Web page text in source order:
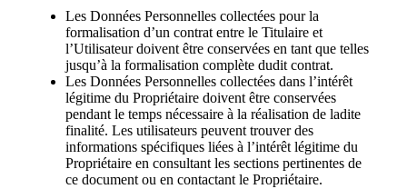
Les Données Personnelles collectées pour la
formalisation d’un contrat entre le Titulaire et
l’Utilisateur doivent être conservées en tant que telles
jusqu’à la formalisation complète dudit contrat.
Les Données Personnelles collectées dans l’intérêt
légitime du Propriétaire doivent être conservées
pendant le temps nécessaire à la réalisation de ladite
finalité. Les utilisateurs peuvent trouver des
informations spécifiques liées à l’intérêt légitime du
Propriétaire en consultant les sections pertinentes de
ce document ou en contactant le Propriétaire.